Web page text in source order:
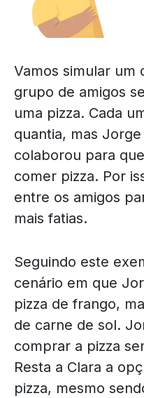
Vamos simular um
grupo de amigos
uma pizza. Cada
quantia, mas
colaborou para
comer pizza. Por
entre os amigos
mais fatias.
Seguindo este
cenário em que
pizza de frango,
de carne de sol.
comprar a pizza
Resta a Clara a
pizza, mesmo